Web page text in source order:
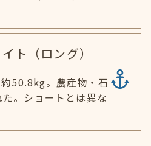
ト（ロング）
50.8kg。農産物・石
。ショートとは異な